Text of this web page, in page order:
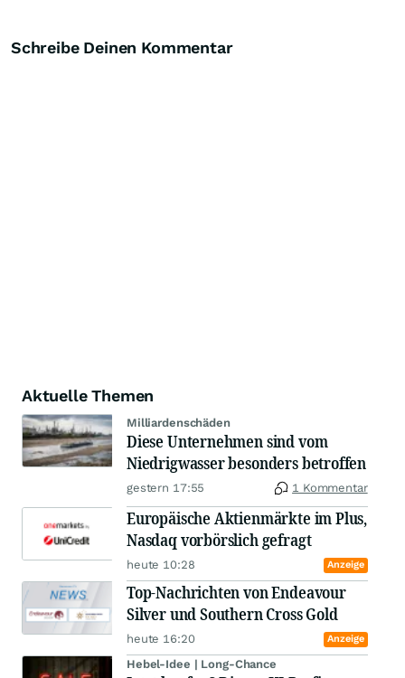
Schreibe Deinen Kommentar
Aktuelle Themen
Milliardenschäden
Diese Unternehmen sind vom
Niedrigwasser besonders betroffen
gestern 17:55 1 Kommentar
Europäische Aktienmärkte im Plus,
Nasdaq vorbörslich gefragt
heute 10:28 Anzeige
Top-Nachrichten von Endeavour
Silver und Southern Cross Gold
heute 16:20 Anzeige
Hebel-Idee | Long-Chance